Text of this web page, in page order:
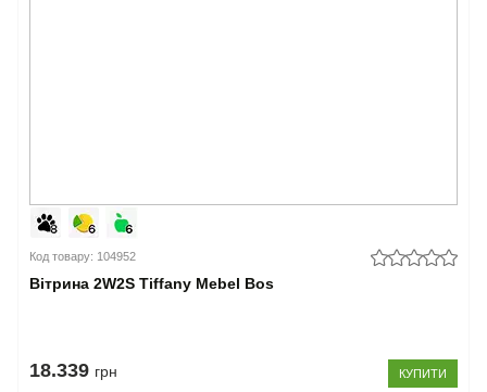
Код товару: 104952
Вітрина 2W2S Tiffany Mebel Bos
18.339 грн КУПИТИ